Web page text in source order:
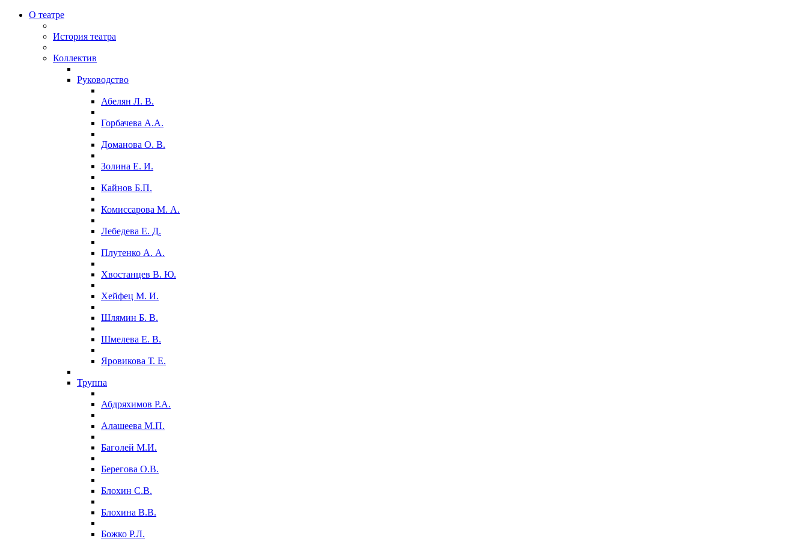
О театре
История театра
Коллектив
Руководство
Абелян Л. В.
Горбачева А.А.
Доманова О. В.
Золина Е. И.
Кайнов Б.П.
Комиссарова М. А.
Лебедева Е. Д.
Плутенко А. А.
Хвостанцев В. Ю.
Хейфец М. И.
Шлямин Б. В.
Шмелева Е. В.
Яровикова Т. Е.
Труппа
Абдряхимов Р.А.
Алашеева М.П.
Баголей М.И.
Берегова О.В.
Блохин С.В.
Блохина В.В.
Божко Р.Л.